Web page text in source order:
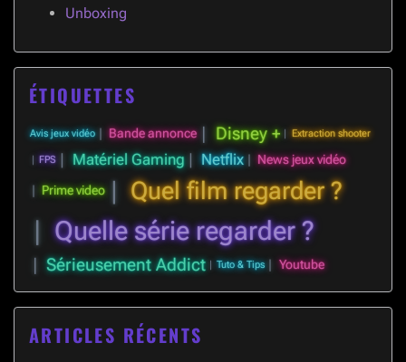
Unboxing
ÉTIQUETTES
Avis jeux vidéo Bande annonce Disney + Extraction shooter
FPS Matériel Gaming Netflix News jeux vidéo
Prime video Quel film regarder ?
Quelle série regarder ?
Sérieusement Addict Tuto & Tips Youtube
ARTICLES RÉCENTS